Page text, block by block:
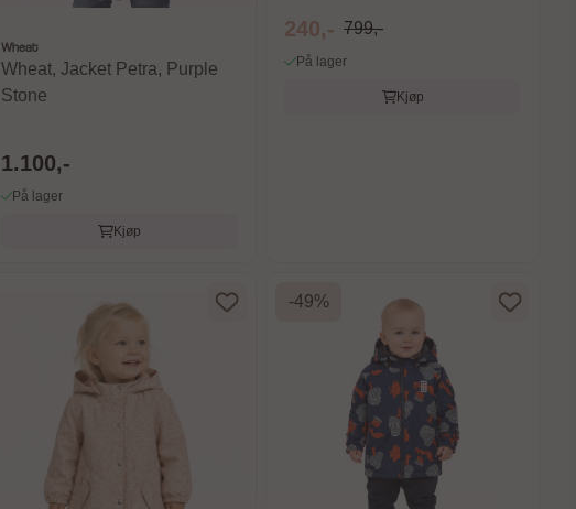
Wheat
Wheat, Jacket Petra, Purple
Stone
1.100,-
På lager
Kjøp
240,- 799,-
På lager
Kjøp
-49%